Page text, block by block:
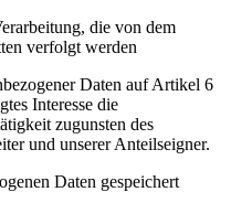
die von dem
verfolgt werden
Daten auf Artikel 6
Interesse die
zugunsten des
und unserer Anteilseigner.
Daten gespeichert